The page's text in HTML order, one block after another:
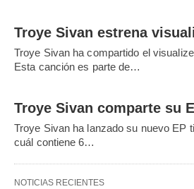
Troye Sivan estrena
Troye Sivan ha compartido el
Esta canción es parte de…
Troye Sivan comparte su
Troye Sivan ha lanzado su nuevo EP
cuál contiene 6…
NOTICIAS RECIENTES